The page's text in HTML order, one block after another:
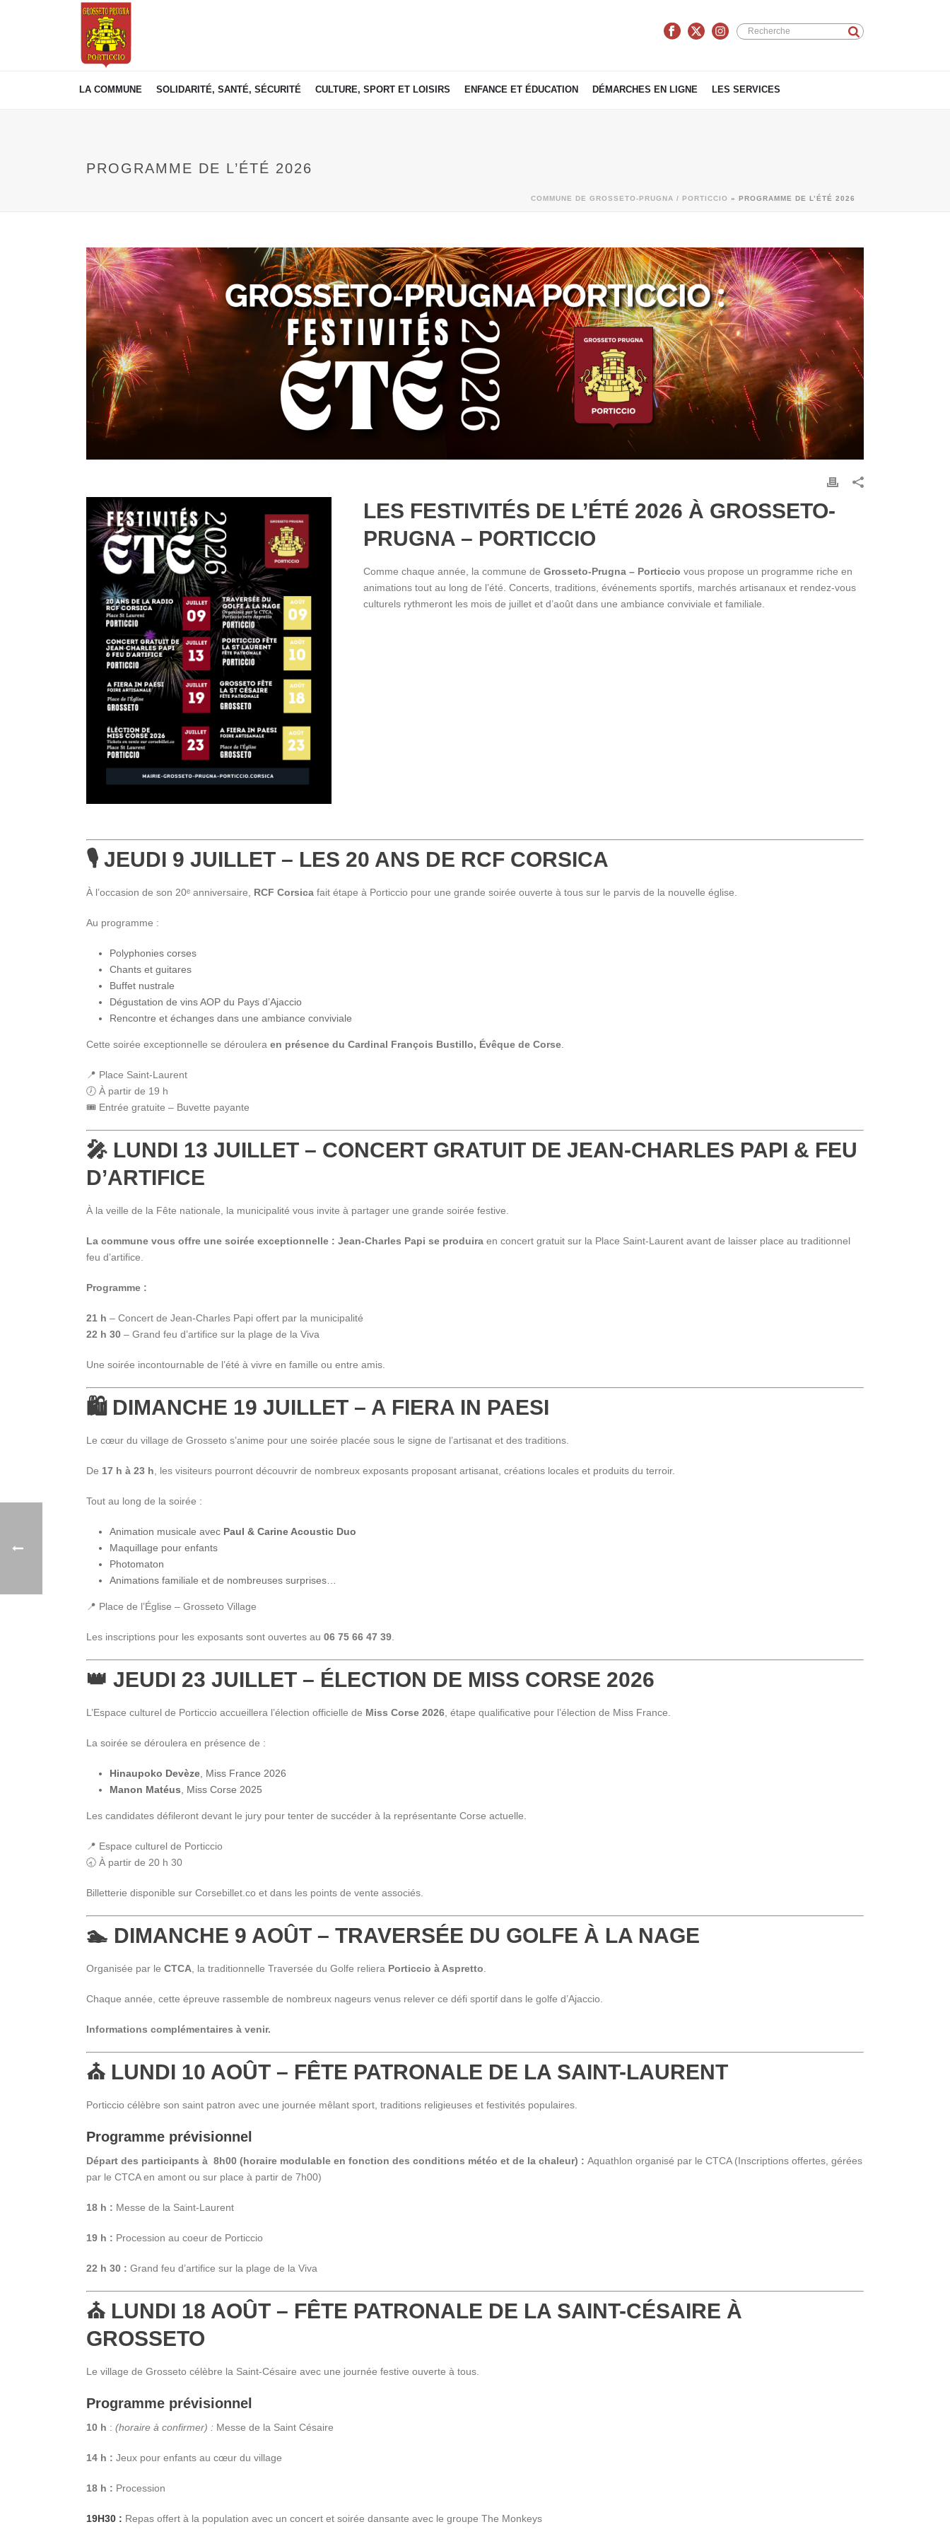
LA COMMUNE SOLIDARITÉ, SANTÉ, SÉCURITÉ CULTURE, SPORT ET LOISIRS ENFANCE ET ÉDUCATION DÉMARCHES EN LIGNE LES SERVICES
PROGRAMME DE L’ÉTÉ 2026
COMMUNE DE GROSSETO-PRUGNA / PORTICCIO » PROGRAMME DE L’ÉTÉ 2026
LES FESTIVITÉS DE L’ÉTÉ 2026 À GROSSETO-
PRUGNA – PORTICCIO
Comme chaque année, la commune de Grosseto-Prugna – Porticcio vous propose un programme riche en
animations tout au long de l’été. Concerts, traditions, événements sportifs, marchés artisanaux et rendez-vous
culturels rythmeront les mois de juillet et d’août dans une ambiance conviviale et familiale.
🎙️ JEUDI 9 JUILLET – LES 20 ANS DE RCF CORSICA
À l’occasion de son 20ᵉ anniversaire, RCF Corsica fait étape à Porticcio pour une grande soirée ouverte à tous sur le parvis de la nouvelle église.
Au programme :
Polyphonies corses
Chants et guitares
Buffet nustrale
Dégustation de vins AOP du Pays d’Ajaccio
Rencontre et échanges dans une ambiance conviviale
Cette soirée exceptionnelle se déroulera en présence du Cardinal François Bustillo, Évêque de Corse
📍 Place Saint-Laurent
🕖 À partir de 19 h
🎟️ Entrée gratuite – Buvette payante
🎤 LUNDI 13 JUILLET – CONCERT GRATUIT DE JEAN-CHARLES PAPI & FEU
D’ARTIFICE
À la veille de la Fête nationale, la municipalité vous invite à partager une grande soirée festive.
La commune vous offre une soirée exceptionnelle : Jean-Charles Papi se produira en concert gratuit sur la Place Saint-Laurent avant de laisser place au traditionnel
feu d’artifice.
Programme :
21 h – Concert de Jean-Charles Papi offert par la municipalité
22 h 30 – Grand feu d’artifice sur la plage de la Viva
Une soirée incontournable de l’été à vivre en famille ou entre amis.
🛍️ DIMANCHE 19 JUILLET – A FIERA IN PAESI
Le cœur du village de Grosseto s’anime pour une soirée placée sous le signe de l’artisanat et des traditions.
De 17 h à 23 h , les visiteurs pourront découvrir de nombreux exposants proposant artisanat, créations locales et produits du terroir.
Tout au long de la soirée :
Animation musicale avec Paul & Carine Acoustic Duo
Maquillage pour enfants
Photomaton
Animations familiale et de nombreuses surprises…
📍 Place de l’Église – Grosseto Village
Les inscriptions pour les exposants sont ouvertes au 06 75 66 47 39
👑 JEUDI 23 JUILLET – ÉLECTION DE MISS CORSE 2026
L’Espace culturel de Porticcio accueillera l’élection officielle de Miss Corse 2026 , étape qualificative pour l’élection de Miss France.
La soirée se déroulera en présence de :
Hinaupoko Devèze, Miss France 2026
Manon Matéus , Miss Corse 2025
Les candidates défileront devant le jury pour tenter de succéder à la représentante Corse actuelle.
📍 Espace culturel de Porticcio
🕣 À partir de 20 h 30
Billetterie disponible sur Corsebillet.co et dans les points de vente associés.
🏊 DIMANCHE 9 AOÛT – TRAVERSÉE DU GOLFE À LA NAGE
Organisée par le CTCA , la traditionnelle Traversée du Golfe reliera Porticcio à Aspretto
Chaque année, cette épreuve rassemble de nombreux nageurs venus relever ce défi sportif dans le golfe d’Ajaccio.
Informations complémentaires à venir.
⛪ LUNDI 10 AOÛT – FÊTE PATRONALE DE LA SAINT-LAURENT
Porticcio célèbre son saint patron avec une journée mêlant sport, traditions religieuses et festivités populaires.
Programme prévisionnel
Départ des participants à 8h00 (horaire modulable en fonction des conditions météo et de la chaleur) : Aquathlon organisé par le CTCA (Inscriptions offertes, gérées
par le CTCA en amont ou sur place à partir de 7h00)
18 h : Messe de la Saint-Laurent
19 h : Procession au coeur de Porticcio
22 h 30 : Grand feu d’artifice sur la plage de la Viva
⛪ LUNDI 18 AOÛT – FÊTE PATRONALE DE LA SAINT-CÉSAIRE À
GROSSETO
Le village de Grosseto célèbre la Saint-Césaire avec une journée festive ouverte à tous.
Programme prévisionnel
10 h : (horaire à confirmer) : Messe de la Saint Césaire
14 h : Jeux pour enfants au cœur du village
18 h : Procession
19H30 : Repas offert à la population avec un concert et soirée dansante avec le groupe The Monkeys